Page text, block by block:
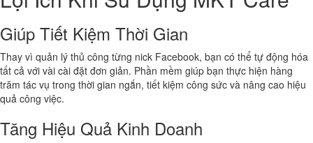
Giúp Tiết Kiệm Thời Gian
Thay vì quản lý thủ công từng nick Facebook, bạn có thể tự động hóa
tất cả với vài cài đặt đơn giản. Phần mềm giúp bạn thực hiện hàng
trăm tác vụ trong thời gian ngắn, tiết kiệm công sức và nâng cao hiệu
quả công việc.
Tăng Hiệu Quả Kinh Doanh